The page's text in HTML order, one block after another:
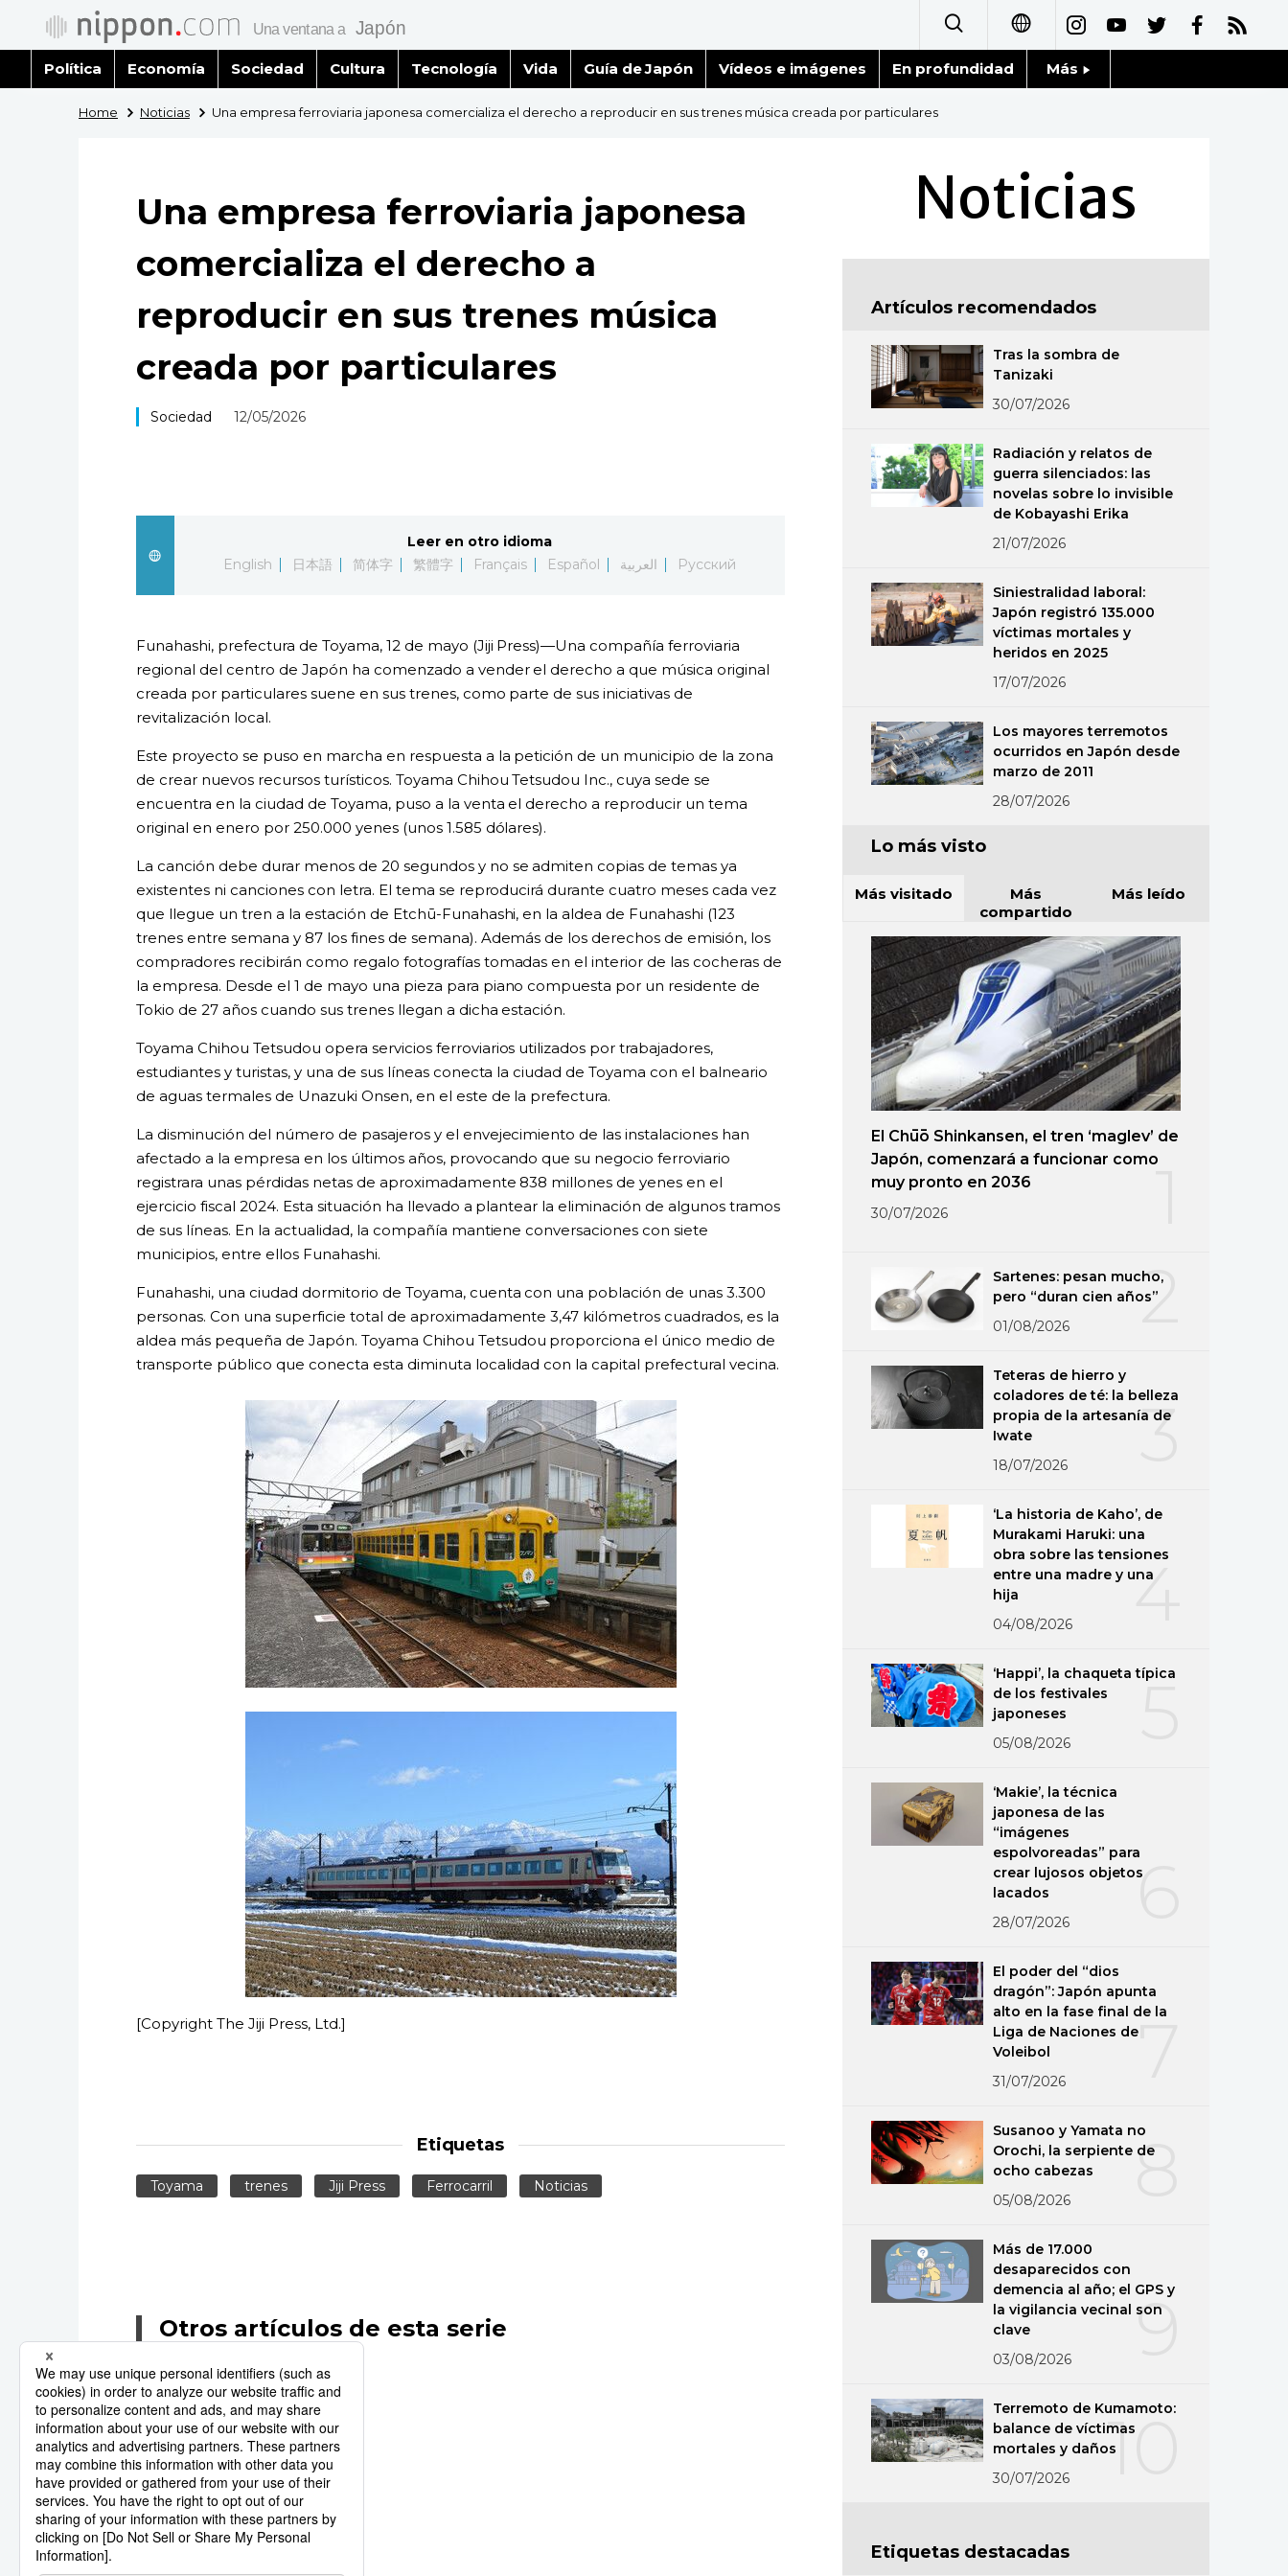
日本語
简体字
繁體字
العربية
Русский
Política Economía Sociedad Cultura Tecnología Vida Guía de Japón Vídeos e imágenes En profundidad Más
Fragmentos de Japón
Gente
Blog
Tokio
Avisos
Home Noticias Una empresa ferroviaria japonesa comercializa el derecho a reproducir en sus trenes música creada por particulares
Una empresa ferroviaria japonesa
comercializa el derecho a
reproducir en sus trenes música
creada por particulares
Sociedad 12/05/2026
Leer en otro idioma
English
日本語 简体字 繁體字 Français Español العربية Русский
Funahashi, prefectura de Toyama, 12 de mayo (Jiji Press)—Una compañía ferroviaria
regional del centro de Japón ha comenzado a vender el derecho a que música original
creada por particulares suene en sus trenes, como parte de sus iniciativas de
revitalización local.
Este proyecto se puso en marcha en respuesta a la petición de un municipio de la zona
de crear nuevos recursos turísticos. Toyama Chihou Tetsudou Inc., cuya sede se
encuentra en la ciudad de Toyama, puso a la venta el derecho a reproducir un tema
original en enero por 250.000 yenes (unos 1.585 dólares).
La canción debe durar menos de 20 segundos y no se admiten copias de temas ya
existentes ni canciones con letra. El tema se reproducirá durante cuatro meses cada vez
que llegue un tren a la estación de Etchū-Funahashi, en la aldea de Funahashi (123
trenes entre semana y 87 los fines de semana). Además de los derechos de emisión, los
compradores recibirán como regalo fotografías tomadas en el interior de las cocheras de
la empresa. Desde el 1 de mayo una pieza para piano compuesta por un residente de
Tokio de 27 años cuando sus trenes llegan a dicha estación.
Toyama Chihou Tetsudou opera servicios ferroviarios utilizados por trabajadores,
estudiantes y turistas, y una de sus líneas conecta la ciudad de Toyama con el balneario
de aguas termales de Unazuki Onsen, en el este de la prefectura.
La disminución del número de pasajeros y el envejecimiento de las instalaciones han
afectado a la empresa en los últimos años, provocando que su negocio ferroviario
registrara unas pérdidas netas de aproximadamente 838 millones de yenes en el
ejercicio fiscal 2024. Esta situación ha llevado a plantear la eliminación de algunos tramos
de sus líneas. En la actualidad, la compañía mantiene conversaciones con siete
municipios, entre ellos Funahashi.
Funahashi, una ciudad dormitorio de Toyama, cuenta con una población de unas 3.300
personas. Con una superficie total de aproximadamente 3,47 kilómetros cuadrados, es la
aldea más pequeña de Japón. Toyama Chihou Tetsudou proporciona el único medio de
transporte público que conecta esta diminuta localidad con la capital prefectural vecina.
[Copyright The Jiji Press, Ltd.]
Etiquetas
Toyama trenes Jiji Press Ferrocarril Noticias
Otros artículos de esta serie
Noticias
Artículos recomendados
Tras la sombra de
Tanizaki
30/07/2026
Radiación y relatos de
guerra silenciados: las
novelas sobre lo invisible
de Kobayashi Erika
21/07/2026
Siniestralidad laboral:
Japón registró 135.000
víctimas mortales y
heridos en 2025
17/07/2026
Los mayores terremotos
ocurridos en Japón desde
marzo de 2011
28/07/2026
Lo más visto
Más visitado
Más
compartido
Más leído
El Chūō Shinkansen, el tren ‘maglev’ de
Japón, comenzará a funcionar como
muy pronto en 2036
30/07/2026
2
Sartenes: pesan mucho,
pero “duran cien años”
01/08/2026
3
Teteras de hierro y
coladores de té: la belleza
propia de la artesanía de
Iwate
18/07/2026
4
‘La historia de Kaho’, de
Murakami Haruki: una
obra sobre las tensiones
entre una madre y una
hija
04/08/2026
5
‘Happi’, la chaqueta típica
de los festivales
japoneses
05/08/2026
6
‘Makie’, la técnica
japonesa de las
“imágenes
espolvoreadas” para
crear lujosos objetos
lacados
28/07/2026
7
El poder del “dios
dragón”: Japón apunta
alto en la fase final de la
Liga de Naciones de
Voleibol
31/07/2026
8
Susanoo y Yamata no
Orochi, la serpiente de
ocho cabezas
05/08/2026
9
Más de 17.000
desaparecidos con
demencia al año; el GPS y
la vigilancia vecinal son
clave
03/08/2026
10
Terremoto de Kumamoto:
balance de víctimas
mortales y daños
30/07/2026
Etiquetas destacadas